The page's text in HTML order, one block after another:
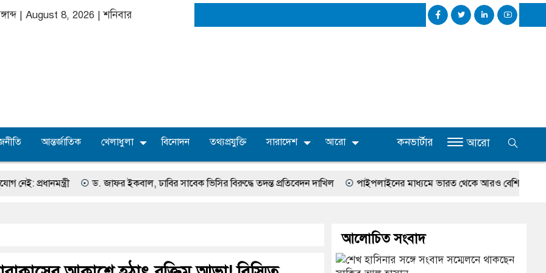
| August 8, 2026 |শনিবার
আন্তর্জাতিক খেলাধুলা বিনোদন তথ্যপ্রযুক্তি সারাদেশ আরো কনভার্টার আরো
ড. জাফর ইকবাল, ঢাবির সাবেক ভিসির বিরুদ্ধে তদন্ত প্রতিবেদন দাখিল পাইপলাইনের মাধ্যমে ভারত থেকে আরও বেশি ডিজেল চেয়েছি:
আলোচিত সংবাদ